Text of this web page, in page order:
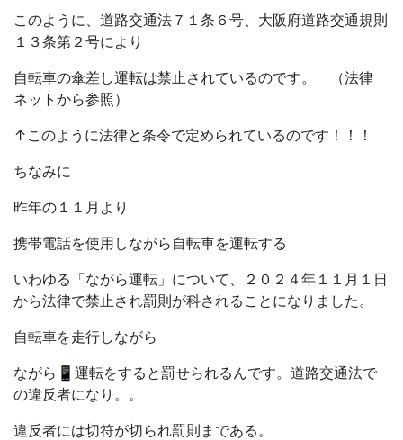
このように、道路交通法７１条６号、大阪府道路交通規則
１３条第２号により
自転車の傘差し運転は禁止されているのです。 （法律
ネットから参照）
↑このように法律と条令で定められているのです！！！
ちなみに
昨年の１１月より
携帯電話を使用しながら自転車を運転する
いわゆる「ながら運転」について、２０２４年１１月１日
から法律で禁止され罰則が科されることになりました。
自転車を走行しながら
ながら📱運転をすると罰せられるんです。道路交通法で
の違反者になり。。
違反者には切符が切られ罰則まである。